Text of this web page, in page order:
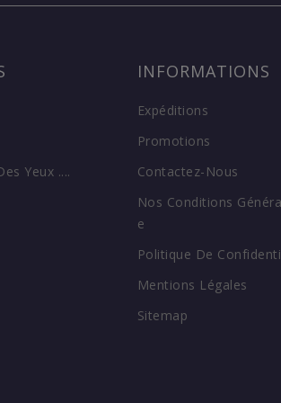
Yeux ....
INFORMATIONS
Expéditions
Promotions
Contactez-Nous
Nos Conditions
E
Politique De
Mentions Légales
Sitemap